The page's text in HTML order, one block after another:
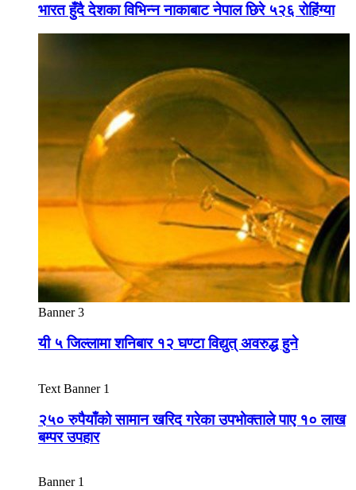
भारत हुँदै देशका विभिन्न नाकाबाट नेपाल छिरे ५२६ रोहिंग्या
Banner 3
यी ५ जिल्लामा शनिबार १२ घण्टा विद्युत् अवरुद्ध हुने
Text Banner 1
२५० रुपैयाँको सामान खरिद गरेका उपभोक्ताले पाए १० लाख
बम्पर उपहार
Banner 1